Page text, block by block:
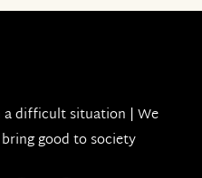
a difficult situation | We
good to society